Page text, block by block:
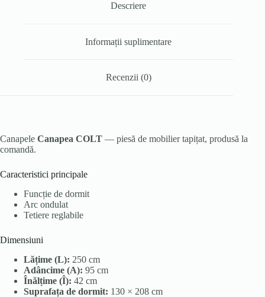
Descriere
Informații suplimentare
Recenzii (0)
Canapele Canapea COLT — piesă de mobilier tapițat, produsă la
comandă.
Caracteristici principale
Funcție de dormit
Arc ondulat
Tetiere reglabile
Dimensiuni
Lățime (L): 250 cm
Adâncime (A): 95 cm
Înălțime (Î): 42 cm
Suprafața de dormit: 130 × 208 cm